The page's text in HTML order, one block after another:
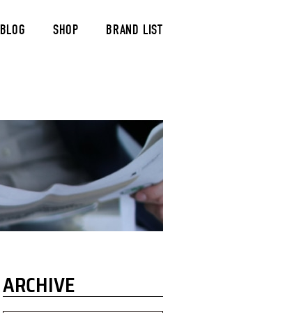
BLOG SHOP BRAND LIST
ARCHIVE